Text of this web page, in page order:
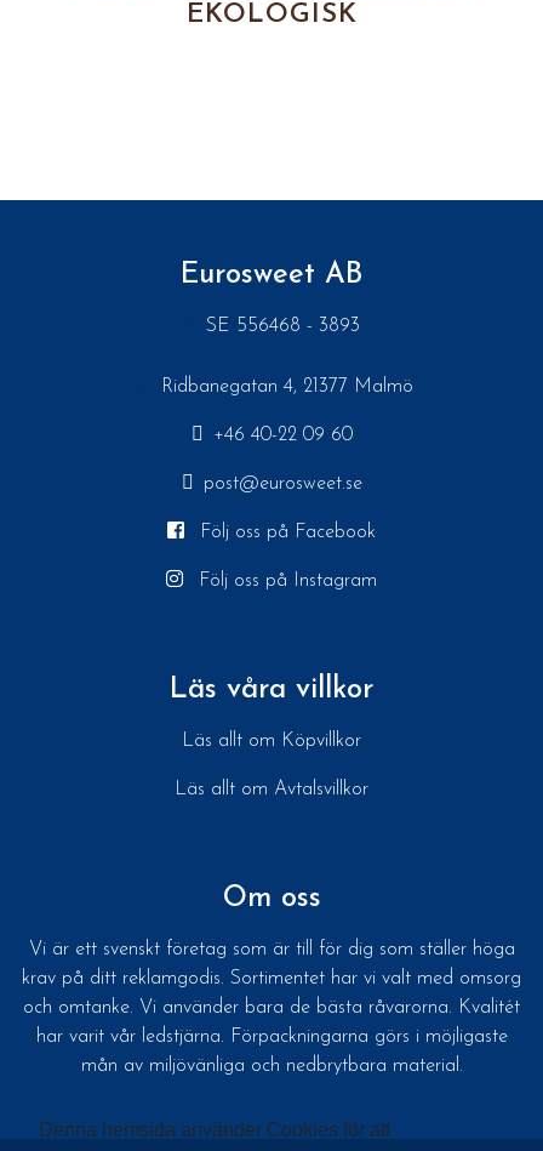
Denna hemsida använder Cookies för att
EKOLOGISK
Eurosweet AB
SE 556468 - 3893
Ridbanegatan 4, 21377 Malmö
+46 40-22 09 60
post@eurosweet.se
Följ oss på Facebook
Följ oss på Instagram
Läs våra villkor
Läs allt om Köpvillkor
Läs allt om Avtalsvillkor
Om oss
Vi är ett svenskt företag som är till för dig som ställer höga
krav på ditt reklamgodis. Sortimentet har vi valt med omsorg
och omtanke. Vi använder bara de bästa råvarorna. Kvalitét
har varit vår ledstjärna. Förpackningarna görs i möjligaste
mån av miljövänliga och nedbrytbara material.